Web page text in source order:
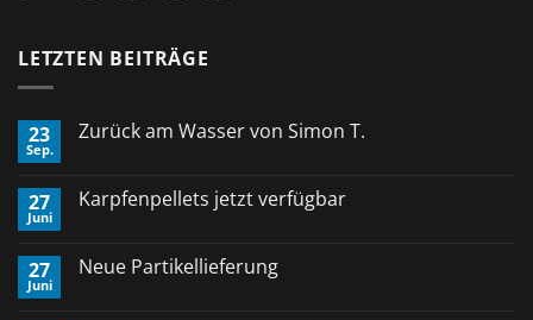
LETZTEN BEITRÄGE
23
Sep.
Zurück am Wasser von Simon T.
Zurück
Simon
T.
27
Juni
Karpfenpellets jetzt verfügbar
Karpfenpellets
27
Juni
Neue Partikellieferung